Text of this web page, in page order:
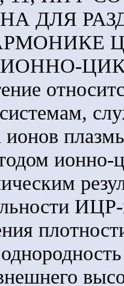
ДЛЯ
ИЦР-